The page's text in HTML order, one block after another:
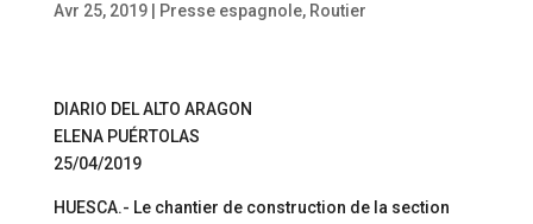
Avr 25, 2019| Presse espagnole, Routier
DIARIO DEL ALTO ARAGON
ELENA PUÉRTOLAS
25/04/2019
HUESCA.- Le chantier de construction de la section